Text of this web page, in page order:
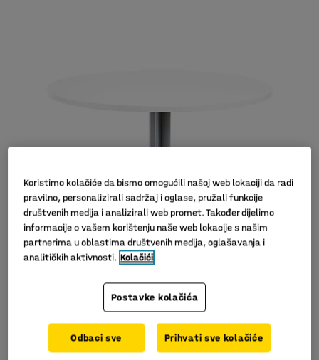
Izdržljiv namještaj
Izdržljiva ploča od laminata
Ravni ovalni okvir
Koristimo kolačiće da bismo omogućili našoj web lokaciji da radi
pravilno, personalizirali sadržaj i oglase, pružali funkcije
društvenih medija i analizirali web promet. Također dijelimo
informacije o vašem korištenju naše web lokacije s našim
partnerima u oblastima društvenih medija, oglašavanja i
analitičkih aktivnosti. Kolačići
Postavke kolačića
Odbaci sve Prihvati sve kolačiće